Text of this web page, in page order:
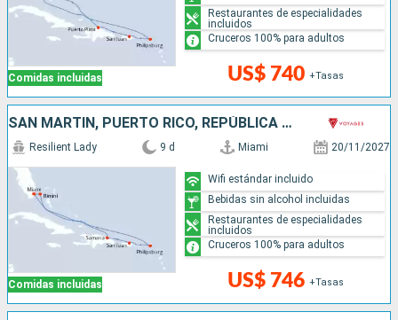
Comidas incluidas US$ 740 +Tasas
Restaurantes de especialidades
incluidos
Cruceros 100% para adultos
SAN MARTÍN, PUERTO RICO, REPÚBLICA DOMINICANA, BAHAMAS, ESTADOS UNIDOS
Comidas incluidas
Resilient Lady 9 d Miami 20/11/2027
US$ 746 +Tasas
Wifi estándar incluido
Bebidas sin alcohol incluidas
Restaurantes de especialidades
incluidos
Cruceros 100% para adultos